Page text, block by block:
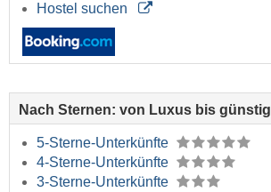
Hostel suchen
Nach Sternen: von Luxus bis günstig
5-Sterne-Unterkünfte
4-Sterne-Unterkünfte
3-Sterne-Unterkünfte